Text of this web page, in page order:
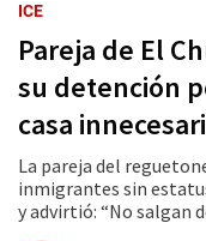
ICE
Pareja de El
su detención
casa
La pareja del
inmigrantes sin
y advirtió: “No salgan